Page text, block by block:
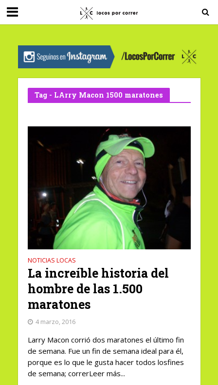
G-0X2PD3RFLV
Tag - LArry Macon 1500 maratones
NOTICIAS LOCAS
La increíble historia del
hombre de las 1.500
maratones
4 marzo, 2016
Larry Macon corrió dos maratones el último fin
de semana. Fue un fin de semana ideal para él,
porque es lo que le gusta hacer todos losfines
de semana; correrLeer más...